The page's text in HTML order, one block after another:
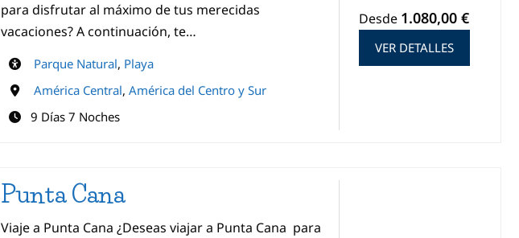
para disfrutar al máximo de tus merecidas
vacaciones? A continuación, te…
Parque Natural, Playa
América Central, América del Centro y Sur
9 Días 7 Noches
Desde 1.080,00 €
VER DETALLES
Punta Cana
Viaje a Punta Cana ¿Deseas viajar a Punta Cana para